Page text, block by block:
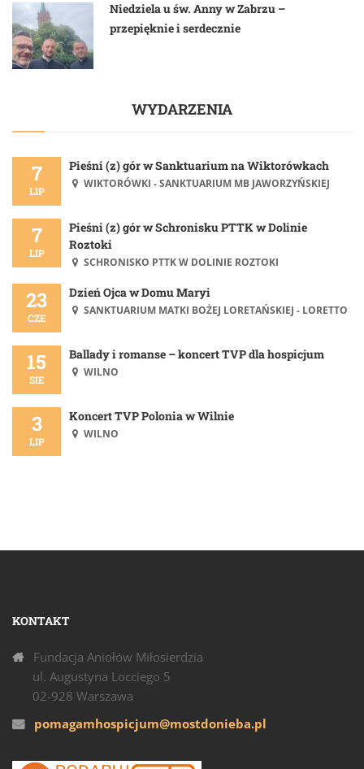
Niedziela u św. Anny w Zabrzu –
przepięknie i serdecznie
WYDARZENIA
7
LIP
Pieśni (z) gór w Sanktuarium na Wiktorówkach
WIKTORÓWKI - SANKTUARIUM MB JAWORZYŃSKIEJ
7
LIP
Pieśni (z) gór w Schronisku PTTK w Dolinie
Roztoki
SCHRONISKO PTTK W DOLINIE ROZTOKI
23
CZE
Dzień Ojca w Domu Maryi
SANKTUARIUM MATKI BOŻEJ LORETAŃSKIEJ - LORETTO
15
SIE
Ballady i romanse – koncert TVP dla hospicjum
WILNO
3
LIP
Koncert TVP Polonia w Wilnie
WILNO
KONTAKT
Fundacja Aniołów Miłosierdzia
ul. Augustyna Locciego 5
02-928 Warszawa
pomagamhospicjum@mostdonieba.pl